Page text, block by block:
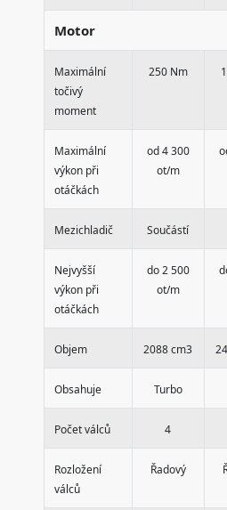
Motor
Maximální
točivý
moment
250 Nm
Maximální
výkon při
otáčkách
od 4 300
ot/m
Mezichladič Součástí
Nejvyšší
výkon při
otáčkách
do 2 500
ot/m
Objem 2088 cm3
Obsahuje Turbo
Počet válců 4
Rozložení
válců
Řadový